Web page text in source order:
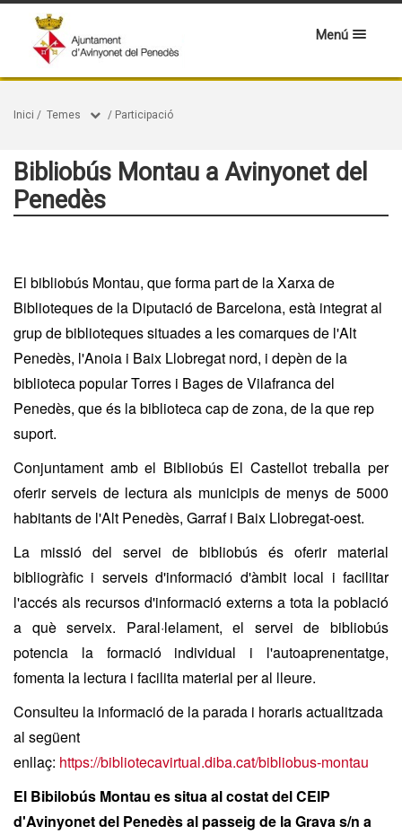
Menú
Inici / Temes / Participació
Bibliobús Montau a Avinyonet del
Penedès
El bibliobús Montau, que forma part de la Xarxa de
Biblioteques de la Diputació de Barcelona, està integrat al
grup de biblioteques situades a les comarques de l'Alt
Penedès, l'Anoia i Baix Llobregat nord, i depèn de la
biblioteca popular Torres i Bages de Vilafranca del
Penedès, que és la biblioteca cap de zona, de la que rep
suport.
Conjuntament amb el Bibliobús El Castellot treballa per
oferir serveis de lectura als municipis de menys de 5000
habitants de l'Alt Penedès, Garraf i Baix Llobregat-oest.
La missió del servei de bibliobús és oferir material
bibliogràfic i serveis d'informació d'àmbit local i facilitar
l'accés als recursos d'informació externs a tota la població
a què serveix. Paral·lelament, el servei de bibliobús
potencia la formació individual i l'autoaprenentatge,
fomenta la lectura i facilita material per al lleure.
Consulteu la informació de la parada i horaris actualitzada
al següent
enllaç: https://bibliotecavirtual.diba.cat/bibliobus-montau
El Bibilobús Montau es situa al costat del CEIP
d'Avinyonet del Penedès al passeig de la Grava s/n a